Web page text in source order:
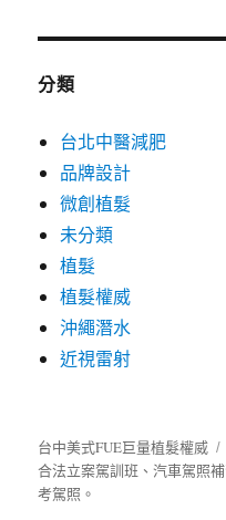
分類
台北中醫減肥
品牌設計
微創植髮
未分類
植髮
植髮權威
沖繩潛水
近視雷射
台中美式FUE巨量植髮權威
合法立案駕訓班、汽車駕照
考駕照。